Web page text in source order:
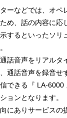
ーなどでは、オペ
め、話の内容に応
するといったソリ
話音声をリアルタ
通話音声を録音せ
できる『 LA-6000
ョンとなります。
にありサービスの